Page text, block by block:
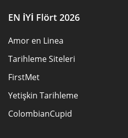
EN İYİ Flört 2026
Amor en Linea
Tarihleme Siteleri
FirstMet
Yetişkin Tarihleme
ColombianCupid